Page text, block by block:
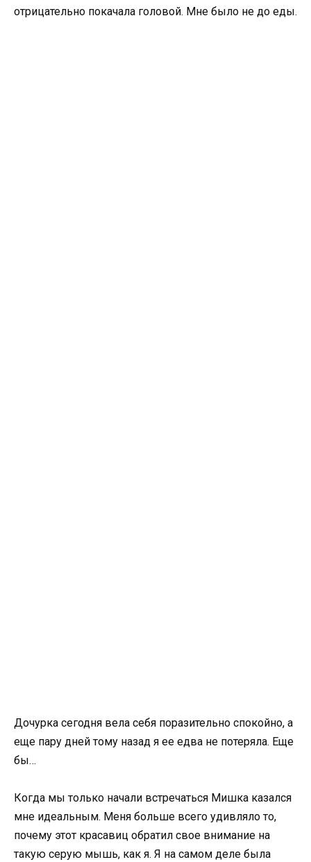
отрицательно покачала головой. Мне было не до еды.
Дочурка сегодня вела себя поразительно спокойно, а
еще пару дней тому назад я ее едва не потеряла. Еще
бы…
Когда мы только начали встречаться Мишка казался
мне идеальным. Меня больше всего удивляло то,
почему этот красавиц обратил свое внимание на
такую серую мышь, как я. Я на самом деле была